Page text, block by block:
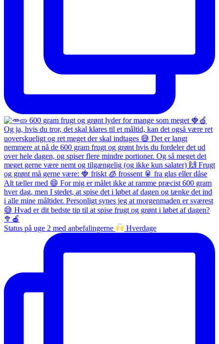
Status på uge 2 med anbefalingerne Hverdage